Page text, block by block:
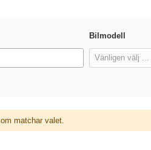
Bilmodell
Vänligen välj ...
matchar valet.